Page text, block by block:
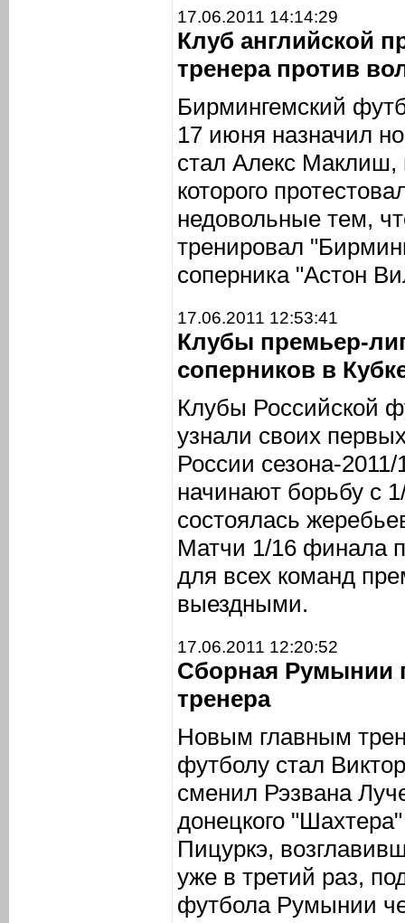
17.06.2011 14:14:29
Клуб английской
тренера против
Бирмингемский
17 июня назначил
стал Алекс Маклиш,
которого
недовольные тем,
тренировал
соперника "Астон
17.06.2011 12:53:41
Клубы премьер-
соперников в
Клубы Российской
узнали своих
России сезона-
начинают борьбу с
состоялась
Матчи 1/16 финала
для всех команд
выездными.
17.06.2011 12:20:52
Сборная Румынии
тренера
Новым главным
футболу стал
сменил Рэзвана
донецкого
Пицуркэ,
уже в третий раз,
футбола Румынии